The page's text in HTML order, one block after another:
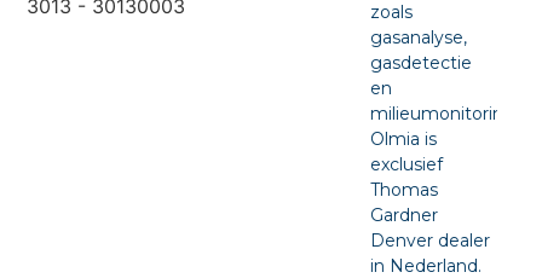
zoals
gasanalyse,
gasdetectie
en
milieumonitoring.
Olmia is
exclusief
Thomas
Gardner
Denver dealer
in Nederland.